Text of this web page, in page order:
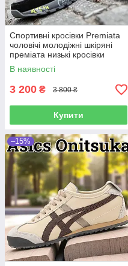
Спортивні кросівки Premiata
чоловічі молодіжні шкіряні
преміата низькі кросівки
преміата для спорту та
відпочинку
В наявності
3 200 ₴ 3 800 ₴
Купити
–15%